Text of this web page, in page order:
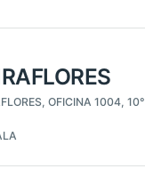
OFICINA 1004, 10°